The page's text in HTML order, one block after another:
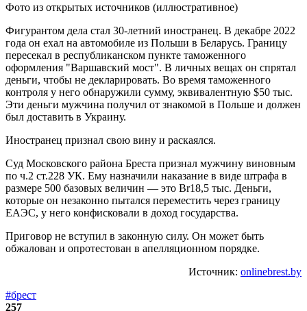
Фото из открытых источников (иллюстративное)
Фигурантом дела стал 30-летний иностранец. В декабре 2022
года он ехал на автомобиле из Польши в Беларусь. Границу
пересекал в республиканском пункте таможенного
оформления "Варшавский мост". В личных вещах он спрятал
деньги, чтобы не декларировать. Во время таможенного
контроля у него обнаружили сумму, эквивалентную $50 тыс.
Эти деньги мужчина получил от знакомой в Польше и должен
был доставить в Украину.
Иностранец признал свою вину и раскаялся.
Суд Московского района Бреста признал мужчину виновным
по ч.2 ст.228 УК. Ему назначили наказание в виде штрафа в
размере 500 базовых величин — это Br18,5 тыс. Деньги,
которые он незаконно пытался переместить через границу
ЕАЭС, у него конфисковали в доход государства.
Приговор не вступил в законную силу. Он может быть
обжалован и опротестован в апелляционном порядке.
Источник: onlinebrest.by
#брест
257